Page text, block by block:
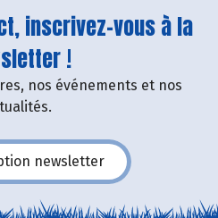
inscrivez-vous à la
!
nos événements et nos
newsletter